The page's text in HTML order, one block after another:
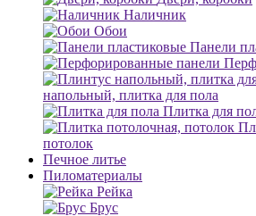
Наличник
Обои
Панели
напольный, плитка для пола
Плитка для
потолок
Печное литье
Пиломатериалы
Рейка
Брус